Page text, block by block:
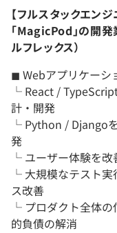
【フルスタックエン
「MagicPod」の開
ルフレックス）
◼︎ Webアプリケーシ
└ React /
計・開発
└ Python / Django
発
└ ユーザー体験を
└ 大規模なテスト
ス改善
└ プロダクト全体
的負債の解消